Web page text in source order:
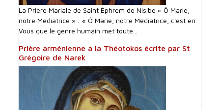
La Prière Mariale de Saint Éphrem de Nisibe « Ô Marie,
notre Médiatrice » : « Ô Marie, notre Médiatrice, c'est en
Vous que le genre humain met toute...
Prière arménienne à la Théotokos écrite par St
Grégoire de Narek